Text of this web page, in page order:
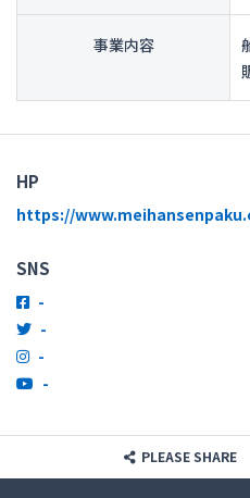
事業内容
HP
https://
SNS
-
-
-
-
PLEASE SHARE